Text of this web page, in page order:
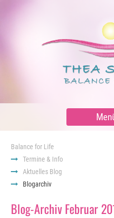
Balance for Life
Termine & Info
Aktuelles Blog
Blogarchiv
Blog-Archiv Februar